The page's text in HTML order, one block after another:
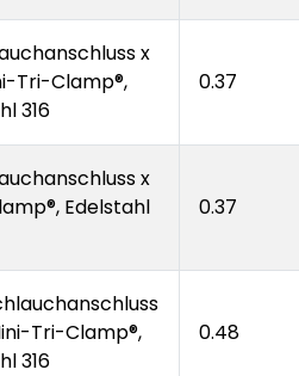
x
Tri-Clamp®,
316
0.37
x
Edelstahl
0.37
Tri-Clamp®,
316
0.48